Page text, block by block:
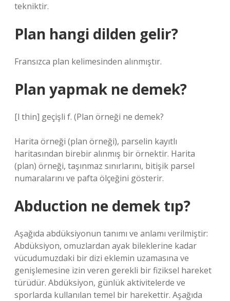
tekniktir.
Plan hangi dilden gelir?
Fransızca plan kelimesinden alınmıştır.
Plan yapmak ne demek?
[l thin] geçişli f. (Plan örneği ne demek?
Harita örneği (plan örneği), parselin kayıtlı
haritasından birebir alınmış bir örnektir. Harita
(plan) örneği, taşınmaz sınırlarını, bitişik parsel
numaralarını ve pafta ölçeğini gösterir.
Abduction ne demek tıp?
Aşağıda abdüksiyonun tanımı ve anlamı verilmiştir:
Abdüksiyon, omuzlardan ayak bileklerine kadar
vücudumuzdaki bir dizi eklemin uzamasına ve
genişlemesine izin veren gerekli bir fiziksel hareket
türüdür. Abdüksiyon, günlük aktivitelerde ve
sporlarda kullanılan temel bir harekettir. Aşağıda